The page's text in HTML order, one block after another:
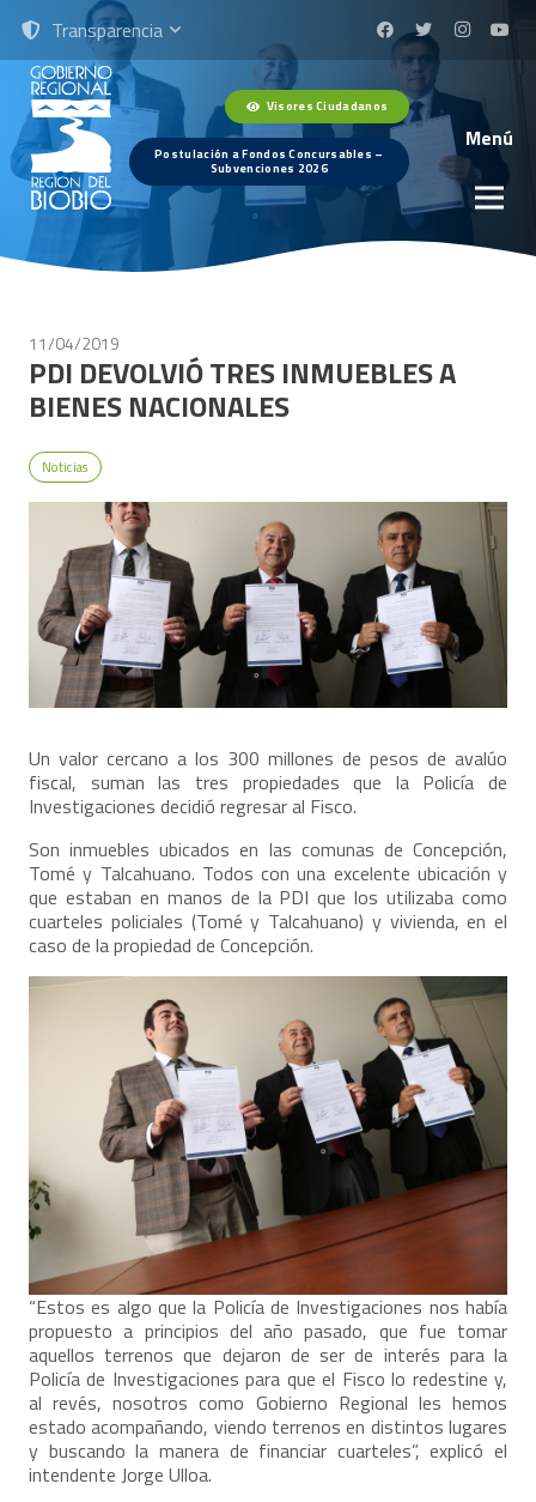
Transparencia
Visores Ciudadanos
Postulación a Fondos Concursables –
Subvenciones 2026
Menú
11/04/2019
PDI DEVOLVIÓ TRES INMUEBLES A
BIENES NACIONALES
Noticias
Un valor cercano a los 300 millones de pesos de avalúo
fiscal, suman las tres propiedades que la Policía de
Investigaciones decidió regresar al Fisco.
Son inmuebles ubicados en las comunas de Concepción,
Tomé y Talcahuano. Todos con una excelente ubicación y
que estaban en manos de la PDI que los utilizaba como
cuarteles policiales (Tomé y Talcahuano) y vivienda, en el
caso de la propiedad de Concepción.
“Estos es algo que la Policía de Investigaciones nos había
propuesto a principios del año pasado, que fue tomar
aquellos terrenos que dejaron de ser de interés para la
Policía de Investigaciones para que el Fisco lo redestine y,
al revés, nosotros como Gobierno Regional les hemos
estado acompañando, viendo terrenos en distintos lugares
y buscando la manera de financiar cuarteles”, explicó el
intendente Jorge Ulloa.